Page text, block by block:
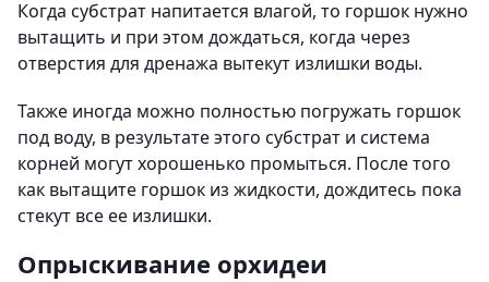
Когда субстрат напитается влагой, то горшок нужно
вытащить и при этом дождаться, когда через
отверстия для дренажа вытекут излишки воды.
Также иногда можно полностью погружать горшок
под воду, в результате этого субстрат и система
корней могут хорошенько промыться. После того
как вытащите горшок из жидкости, дождитесь пока
стекут все ее излишки.
Опрыскивание орхидеи